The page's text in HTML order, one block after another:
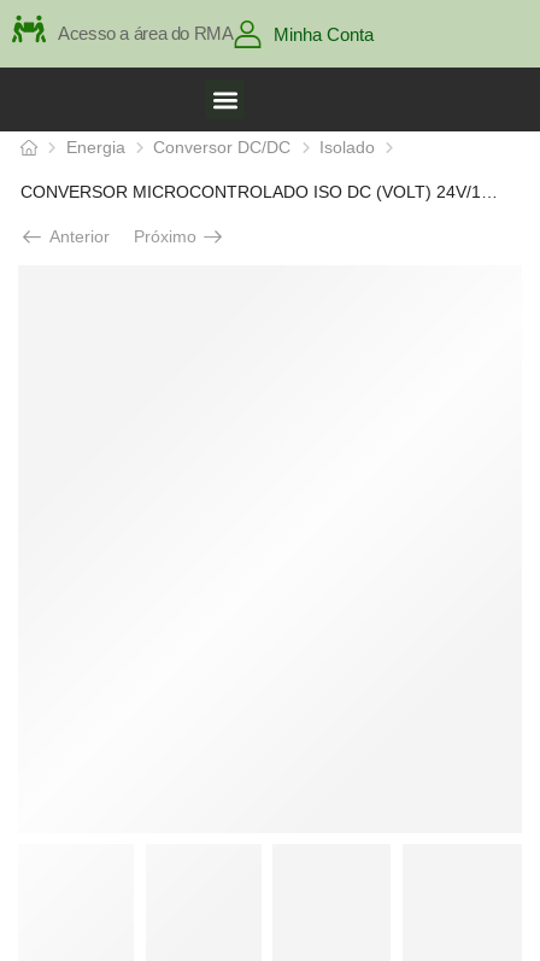
Acesso a área do RMA Minha Conta
Energia Conversor DC/DC Isolado
Anterior Próximo